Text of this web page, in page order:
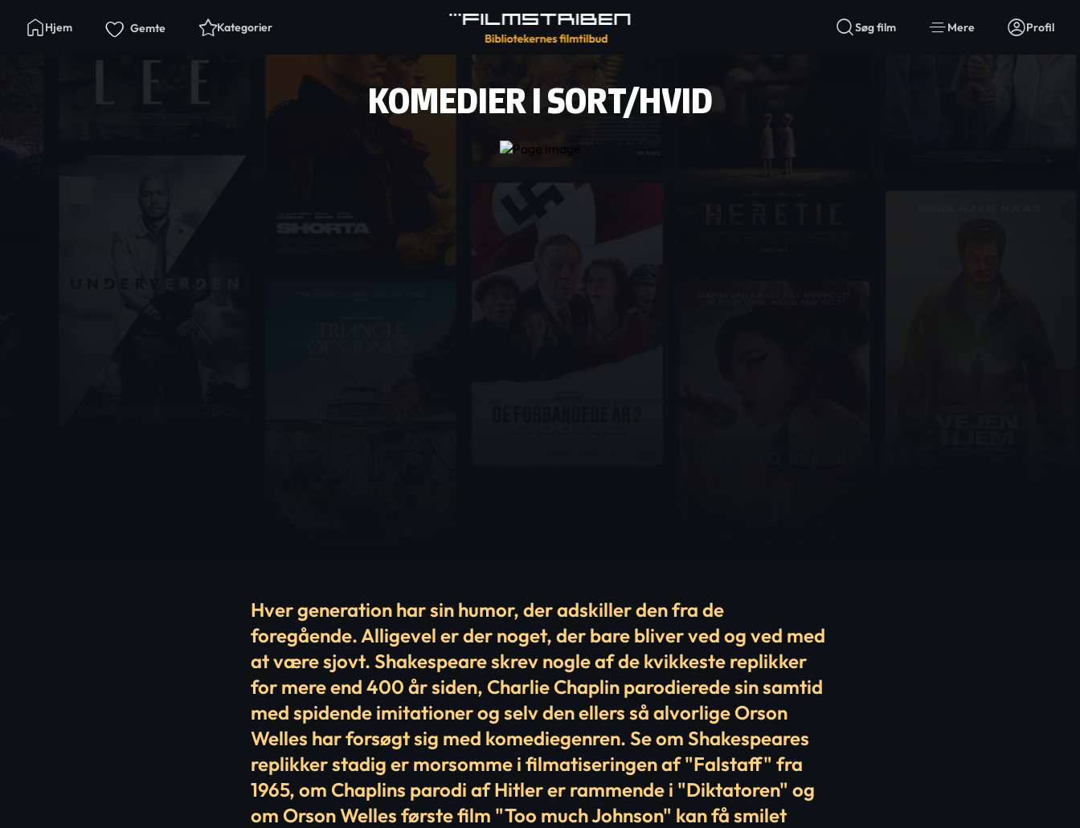
Hjem Gemte Kategorier Søg film Mere Profil
KOMEDIER I SORT/HVID
Hver generation har sin humor, der adskiller den fra de
foregående. Alligevel er der noget, der bare bliver ved og ved med
at være sjovt. Shakespeare skrev nogle af de kvikkeste replikker
for mere end 400 år siden, Charlie Chaplin parodierede sin samtid
med spidende imitationer og selv den ellers så alvorlige Orson
Welles har forsøgt sig med komediegenren. Se om Shakespeares
replikker stadig er morsomme i filmatiseringen af "Falstaff" fra
1965, om Chaplins parodi af Hitler er rammende i "Diktatoren" og
om Orson Welles første film "Too much Johnson" kan få smilet